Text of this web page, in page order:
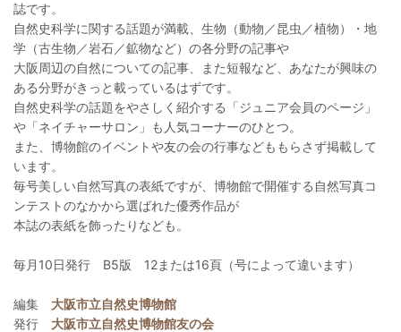
誌です。
自然史科学に関する話題が満載、生物（動物／昆虫／植物）・地
学（古生物／岩石／鉱物など）の各分野の記事や
大阪周辺の自然についての記事、また短報など、あなたが興味の
ある分野がきっと載っているはずです。
自然史科学の話題をやさしく紹介する「ジュニア会員のページ」
や「ネイチャーサロン」も人気コーナーのひとつ。
また、博物館のイベントや友の会の行事などももらさず掲載して
います。
毎号美しい自然写真の表紙ですが、博物館で開催する自然写真コ
ンテストのなかから選ばれた優秀作品が
本誌の表紙を飾ったりなども。
毎月10日発行 B5版 12または16頁（号によって違います）
編集 大阪市立自然史博物館
発行 大阪市立自然史博物館友の会